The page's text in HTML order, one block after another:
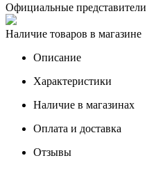
Официальные представители
Наличие товаров в магазине
Описание
Характеристики
Наличие в магазинах
Оплата и доставка
Отзывы